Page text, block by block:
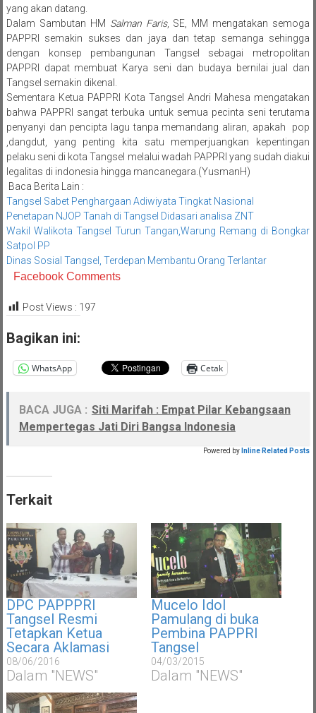
yang akan datang.
Dalam Sambutan HM Salman Faris, SE, MM mengatakan semoga
PAPPRI semakin sukses dan jaya dan tetap semanga sehingga
dengan konsep pembangunan Tangsel sebagai metropolitan
PAPPRI dapat membuat Karya seni dan budaya bernilai jual dan
Tangsel semakin dikenal.
Sementara Ketua PAPPRI Kota Tangsel Andri Mahesa mengatakan
bahwa PAPPRI sangat terbuka untuk semua pecinta seni terutama
penyanyi dan pencipta lagu tanpa memandang aliran, apakah pop
,dangdut, yang penting kita satu memperjuangkan kepentingan
pelaku seni di kota Tangsel melalui wadah PAPPRI yang sudah diakui
legalitas di indonesia hingga mancanegara.(YusmanH)
Baca Berita Lain :
Tangsel Sabet Penghargaan Adiwiyata Tingkat Nasional
Penetapan NJOP Tanah di Tangsel Didasari analisa ZNT
Wakil Walikota Tangsel Turun Tangan,Warung Remang di Bongkar
Satpol PP
Dinas Sosial Tangsel, Terdepan Membantu Orang Terlantar
Facebook Comments
Post Views : 197
Bagikan ini:
WhatsApp Cetak
BACA JUGA : Siti Marifah : Empat Pilar Kebangsaan
Mempertegas Jati Diri Bangsa Indonesia
Powered by Inline Related Posts
Terkait
DPC PAPPPRI
Tangsel Resmi
Tetapkan Ketua
Secara Aklamasi
08/06/2016
Dalam "NEWS"
Mucelo Idol
Pamulang di buka
Pembina PAPPRI
Tangsel
04/03/2015
Dalam "NEWS"